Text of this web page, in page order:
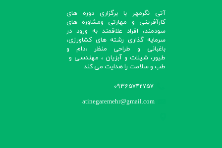
آتی نگرمهر با برگزاری دوره های
کارآفرینی و مهارتی ومشاوره های
سودمند، افراد علاقمند به ورود در
سرمایه گذاری رشته های کشاورزی،
باغبانی و طراحی منظر ،دام و
طیور، شیلات و آبزیان ، مهندسی و
طب و سلامت را هدایت می کند​​​​​​​
09365742757
atinegaremehr@gmail.com